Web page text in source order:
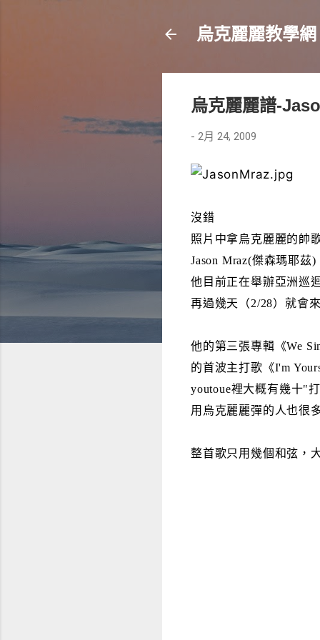
烏克麗麗教學網
烏克麗麗譜-
- 2月 24, 2009
沒錯
照片中拿烏克麗麗的帥
Jason Mraz(傑森瑪耶茲)
他目前正在舉辦亞洲巡
再過幾天（2/28）就會
他的第三張專輯《We
的首波主打歌《I'm
youtoue裡大概有幾十"
用烏克麗麗彈的人也很
整首歌只用幾個和弦，